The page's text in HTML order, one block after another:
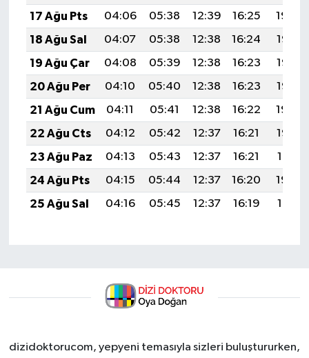
17 Ağu Pts
04:06 05:38 12:39 16:25
19:30
18 Ağu Sal
04:07 05:38 12:38 16:24
19:28
19 Ağu Çar
04:08 05:39 12:38 16:23
19:27
20 Ağu Per
04:10 05:40 12:38 16:23
19:26
21 Ağu Cum
04:11 05:41 12:38 16:22
19:24
22 Ağu Cts
04:12 05:42 12:37 16:21
19:23
23 Ağu Paz
04:13 05:43 12:37 16:21
19:21
24 Ağu Pts
04:15 05:44 12:37 16:20
19:20
25 Ağu Sal
04:16 05:45 12:37 16:19 19:18
dizidoktorucom, yepyeni temasıyla sizleri buluştururken,